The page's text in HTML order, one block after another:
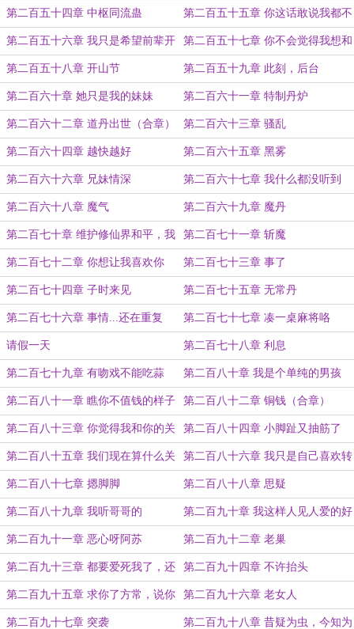
第二百五十四章 中枢同流蛊 第二百五十五章 你这话敢说我都不
敢听
第二百五十六章 我只是希望前辈开
心而已
第二百五十七章 你不会觉得我想和
你一起洗吧？
第二百五十八章 开山节 第二百五十九章 此刻，后台
第二百六十章 她只是我的妹妹 第二百六十一章 特制丹炉
第二百六十二章 道丹出世（合章） 第二百六十三章 骚乱
第二百六十四章 越快越好 第二百六十五章 黑雾
第二百六十六章 兄妹情深 第二百六十七章 我什么都没听到
第二百六十八章 魔气 第二百六十九章 魔丹
第二百七十章 维护修仙界和平，我
辈义不容辞（合）
第二百七十一章 斩魔
第二百七十二章 你想让我喜欢你
吗？程道友
第二百七十三章 事了
第二百七十四章 子时来见 第二百七十五章 无常丹
第二百七十六章 事情...还在重复 第二百七十七章 凑一桌麻将咯
请假一天 第二百七十八章 利息
第二百七十九章 有吻戏不能吃蒜 第二百八十章 我是个单纯的男孩
纸，谁对我好，我就选谁咯
第二百八十一章 瞧你不值钱的样子 第二百八十二章 铜钱（合章）
第二百八十三章 你觉得我和你的关
系很健康咯？
第二百八十四章 小脚趾又抽筋了
第二百八十五章 我们现在算什么关
系
第二百八十六章 我只是自己喜欢转
圈圈罢了
第二百八十七章 摁脚脚 第二百八十八章 思疑
第二百八十九章 我听哥哥的 第二百九十章 我这样人见人爱的好
男人
第二百九十一章 恶心呀阿苏 第二百九十二章 老巢
第二百九十三章 都要爱死我了，还
这般假正经
第二百九十四章 不许抬头
第二百九十五章 求你了方常，说你
爱我
第二百九十六章 老女人
第二百九十七章 突袭 第二百九十八章 昔疑为虫，今知为